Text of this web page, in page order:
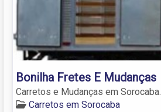
Bonilha Fretes E Mudanças
Carretos e Mudanças em Sorocaba.
Carretos em Sorocaba